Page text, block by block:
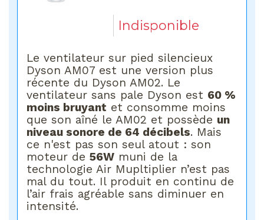
Indisponible
Le ventilateur sur pied silencieux
Dyson AM07 est une version plus
récente du Dyson AM02. Le
ventilateur sans pale Dyson est 60 %
moins bruyant et consomme moins
que son aîné le AM02 et possède un
niveau sonore de 64 décibels. Mais
ce n'est pas son seul atout : son
moteur de56W muni de la
technologie Air Mupltiplier n’est pas
mal du tout. Il produit en continu de
l’air frais agréable sans diminuer en
intensité.